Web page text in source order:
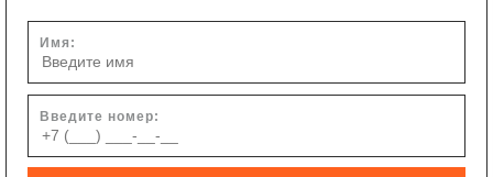
Имя:
Введите номер: